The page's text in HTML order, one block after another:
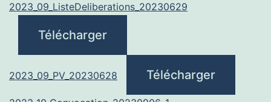
2023_09_ListeDeliberations_20230629
Télécharger
2023_09_PV_20230628 Télécharger